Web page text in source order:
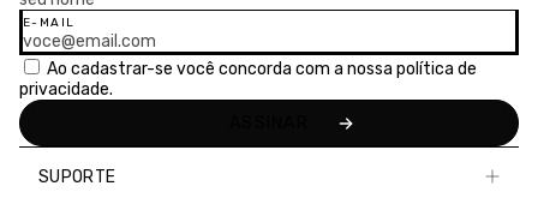
E-MAIL
Ao cadastrar-se você concorda com a nossa política de
privacidade.
SUPORTE